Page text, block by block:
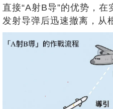
直接“A射B导”的优势，
发射导弹后迅速撤离，从